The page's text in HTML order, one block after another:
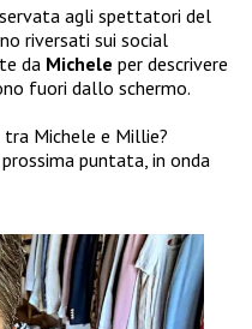
agli spettatori del
riversati sui social
da Michele per descrivere
fuori dallo schermo.
Michele e Millie?
puntata, in onda